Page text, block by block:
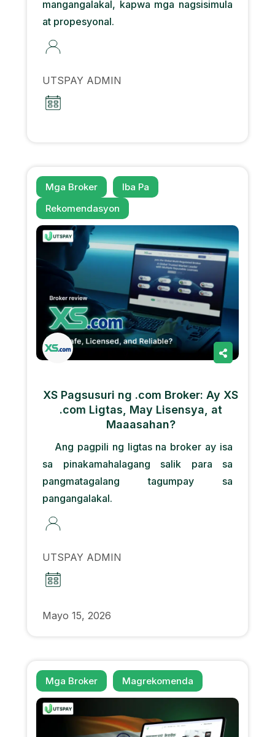
mangangalakal, kapwa mga nagsisimula
at propesyonal.
UTSPAY ADMIN
Mga Broker
Iba Pa
Rekomendasyon
XS Pagsusuri ng .com Broker: Ay XS
.com Ligtas, May Lisensya, at
Maaasahan?
Ang pagpili ng ligtas na broker ay isa
sa pinakamahalagang salik para sa
pangmatagalang tagumpay sa
pangangalakal.
UTSPAY ADMIN
Mayo 15, 2026
Mga Broker Magrekomenda